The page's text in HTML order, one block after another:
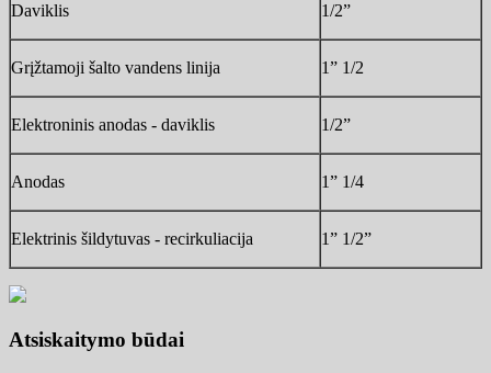
Daviklis 1/2”
Grįžtamoji šalto vandens linija 1” 1/2
Elektroninis anodas - daviklis 1/2”
Anodas 1” 1/4
Elektrinis šildytuvas - recirkuliacija 1” 1/2”
Atsiskaitymo būdai